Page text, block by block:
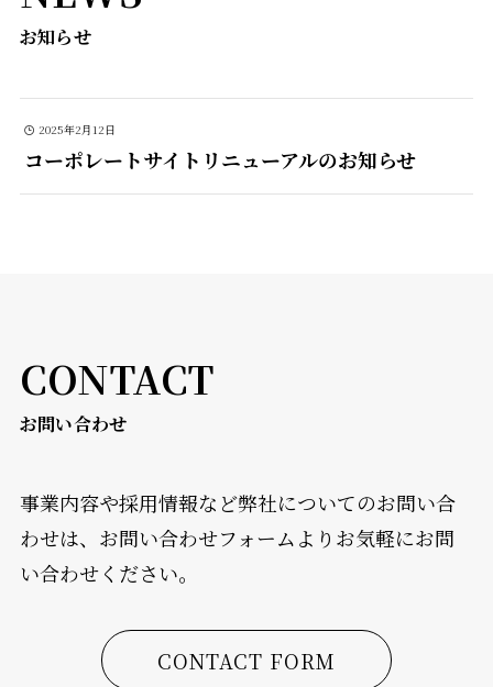
お知らせ
2025年2月12日
コーポレートサイトリニューアルのお知らせ
CONTACT
お問い合わせ
事業内容や採⽤情報など弊社についてのお問い合
わせは、お問い合わせフォームよりお気軽にお問
い合わせください。
CONTACT FORM